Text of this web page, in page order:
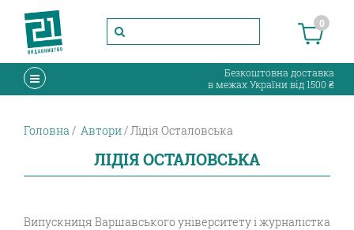
0
Безкоштовна доставка
в межах України від 1500 ₴
Головна Автори Лідія Осталовська
ЛІДІЯ ОСТАЛОВСЬКА
Випускниця Варшавського університету і журналістка